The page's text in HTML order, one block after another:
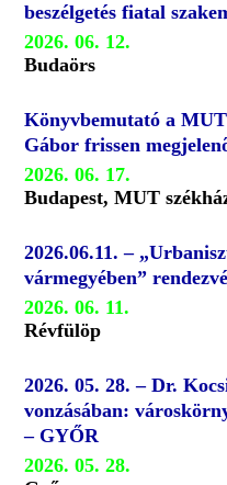
beszélgetés fiatal
2026. 06. 12.
Budaörs
Könyvbemutató a
Gábor frissen
2026. 06. 17.
Budapest, MUT
2026.06.11. –
vármegyében”
2026. 06. 11.
Révfülöp
2026. 05. 28. – Dr.
vonzásában:
– GYŐR
2026. 05. 28.